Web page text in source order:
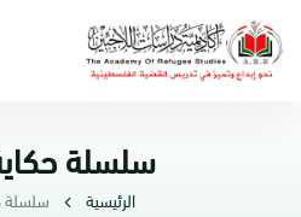
سلسلة
الرئيسية سلسلة